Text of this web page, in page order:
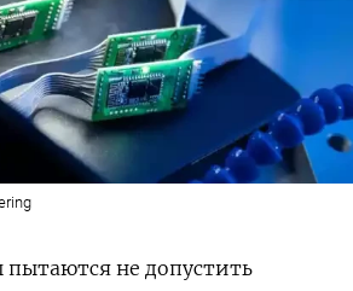
пытаются не допустить